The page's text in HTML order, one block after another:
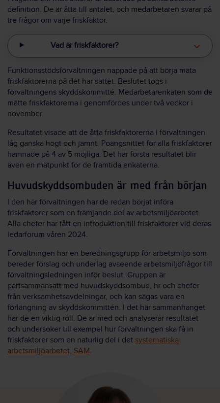
definition. De är åtta till antalet, och medarbetaren svarar på
tre frågor om varje friskfaktor.
Vad är friskfaktorer?
Funktionsstödsförvaltningen nappade på att börja mäta
friskfaktorerna på det här sättet. Beslutet togs i
förvaltningens skyddskommitté. Medarbetarenkäten som de
mätte friskfaktorerna i genomfördes under två veckor i
november.
Resultatet visade att de åtta friskfaktorerna i förvaltningen
låg ganska högt och jämnt. Poängsnittet för alla friskfaktorer
hamnade på 4 av 5 möjliga. Det här första resultatet blir
även en mätpunkt för de framtida enkäterna.
Huvudskyddsombuden är med från början
I den här förvaltningen har de redan börjat införa
friskfaktorer som en främjande del av arbetsmiljöarbetet.
Alla chefer har fått en introduktion till friskfaktorer vid deras
ledarforum våren 2024.
Förvaltningen har en beredningsgrupp för arbetsmiljö som
bereder förslag och underlag avseende arbetsmiljöfrågor till
förvaltningsledningen inför beslut. Gruppen är
partsammansatt med huvudskyddsombud, hr och chefer
från verksamhetsavdelningar, och kan sägas vara en
förlängning av skyddskommittén. I det här sammanhanget
har de en viktig roll. De är med och analyserar resultatet
och undersöker till exempel hur förvaltningen ska få in
friskfaktorer som en naturlig del i det systematiska
arbetsmiljöarbetet, SAM.